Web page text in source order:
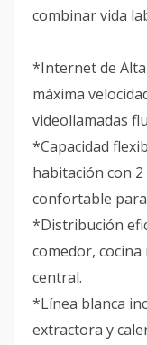
combinar vida
*Internet de Alta
máxima
videollamadas
*Capacidad
habitación con
confortable
*Distribución
comedor,
central.
*Línea blanca
extractora y